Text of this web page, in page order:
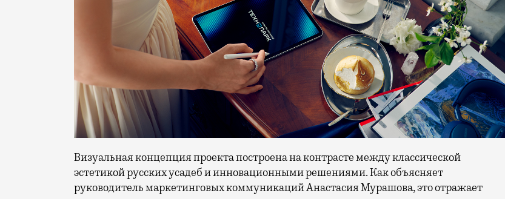
Визуальная концепция проекта построена на контрасте между классической
эстетикой русских усадеб и инновационными решениями. Как объясняет
руководитель маркетинговых коммуникаций Анастасия Мурашова, это отражает